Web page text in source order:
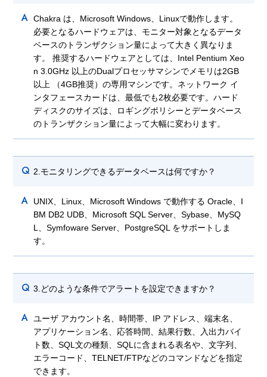
A Chakra は、Microsoft Windows、Linuxで動作します。
必要となるハードウェアは、モニター対象となるデータ
ベースのトランザクション量によって大きく異なりま
す。 推奨するハードウェアとしては、Intel Pentium Xeo
n 3.0GHz 以上のDualプロセッサマシンでメモリは2GB
以上 （4GB推奨）の専用マシンです。ネットワーク イ
ンタフェースカードは、最低でも2枚必要です。ハード
ディスクのサイズは、ロギングポリシーとデータベース
のトランザクション量によって大幅に変わります。
Q 2.モニタリングできるデータベースは何ですか？
A
UNIX、Linux、Microsoft Windows で動作する Oracle、I
BM DB2 UDB、Microsoft SQL Server、Sybase、MySQ
L、Symfoware Server、PostgreSQL をサポートしま
す。
Q 3.どのような条件でアラートを設定できますか？
A ユーザ アカウント名、時間帯、IP アドレス、端末名、
アプリケーション名、応答時間、結果行数、入出力バイ
ト数、SQL文の種類、SQLに含まれる表名や、文字列、
エラーコード、TELNET/FTPなどのコマンドなどを指定
できます。